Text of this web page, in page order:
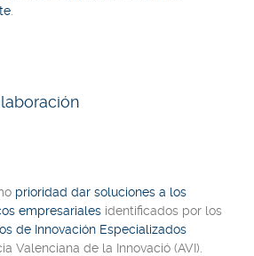
prioridad dar soluciones a los
empresariales identificados por los
de Innovación Especializados
Valenciana de la Innovació (AVI).